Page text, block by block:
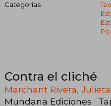
Categorías
Contra el cliché
Marchant Rivera,
Mundana Ediciones ·